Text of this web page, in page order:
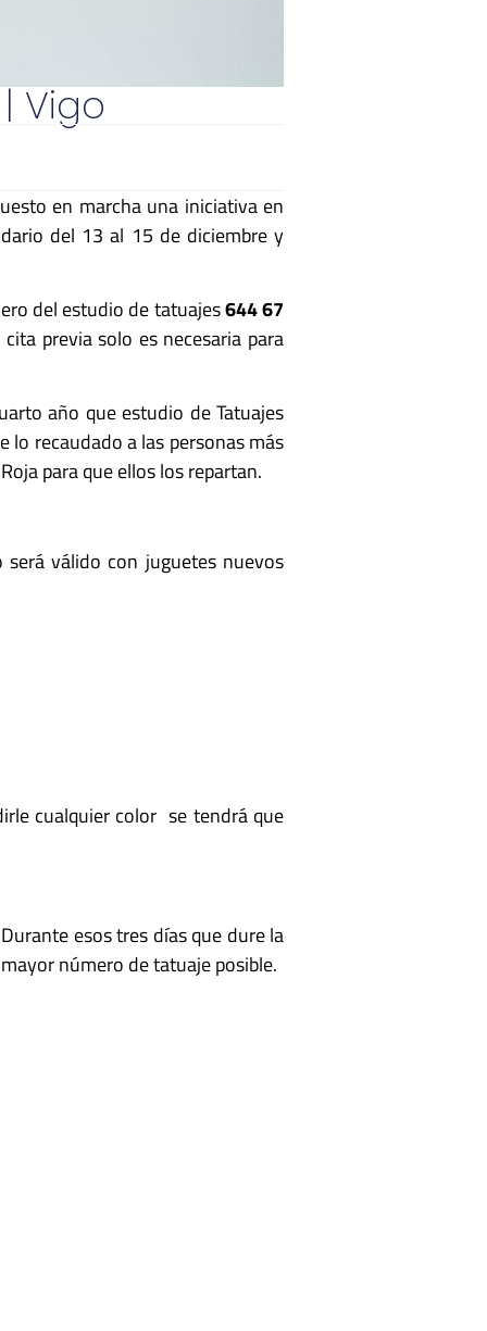
Vigo
en marcha una iniciativa en
del 13 al 15 de diciembre y
del estudio de tatuajes644 67
previa solo es necesaria para
año que estudio de Tatuajes
lo recaudado a las personas más
para que ellos los repartan.
válido con juguetes nuevos
cualquier color se tendrá que
esos tres días que dure la
número de tatuaje posible.